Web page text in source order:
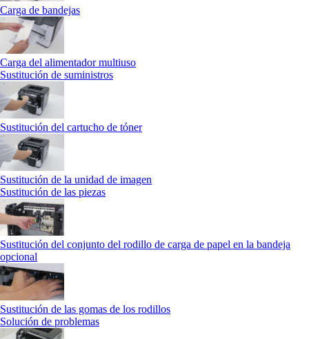
Carga de bandejas
Carga del alimentador multiuso
Sustitución de suministros
Sustitución del cartucho de tóner
Sustitución de la unidad de imagen
Sustitución de las piezas
Sustitución del conjunto del rodillo de carga de papel en la bandeja
opcional
Sustitución de las gomas de los rodillos
Solución de problemas